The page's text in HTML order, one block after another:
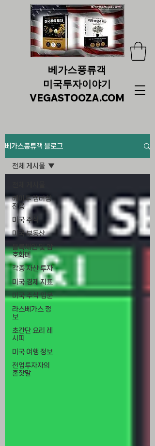
베가스풍류객
미국투자이야기
VEGASTOOZA.COM
베가스풍류객 블로그
베미투 멤버십
전용
미국 주식
미국 부동산
블록체인 및 암
호화폐
각종 자산 투자
미국 경제 지표
미국 주식 입문
라스베가스 정
보
초간단 요리 레
시피
미국 여행 정보
전업투자자의
혼잣말
전체 게시물